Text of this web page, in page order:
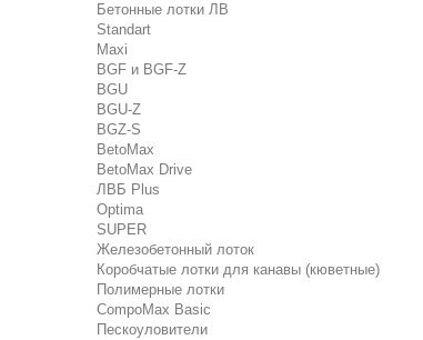
Бетонные лотки ЛВ
Standart
Maxi
BGF и BGF-Z
BGU
BGU-Z
BGZ-S
BetoMax
BetoMax Drive
ЛВБ Plus
Optima
SUPER
Железобетонный лоток
Коробчатые лотки для канавы (кюветные)
Полимерные лотки
CompoMax Basic
Пескоуловители